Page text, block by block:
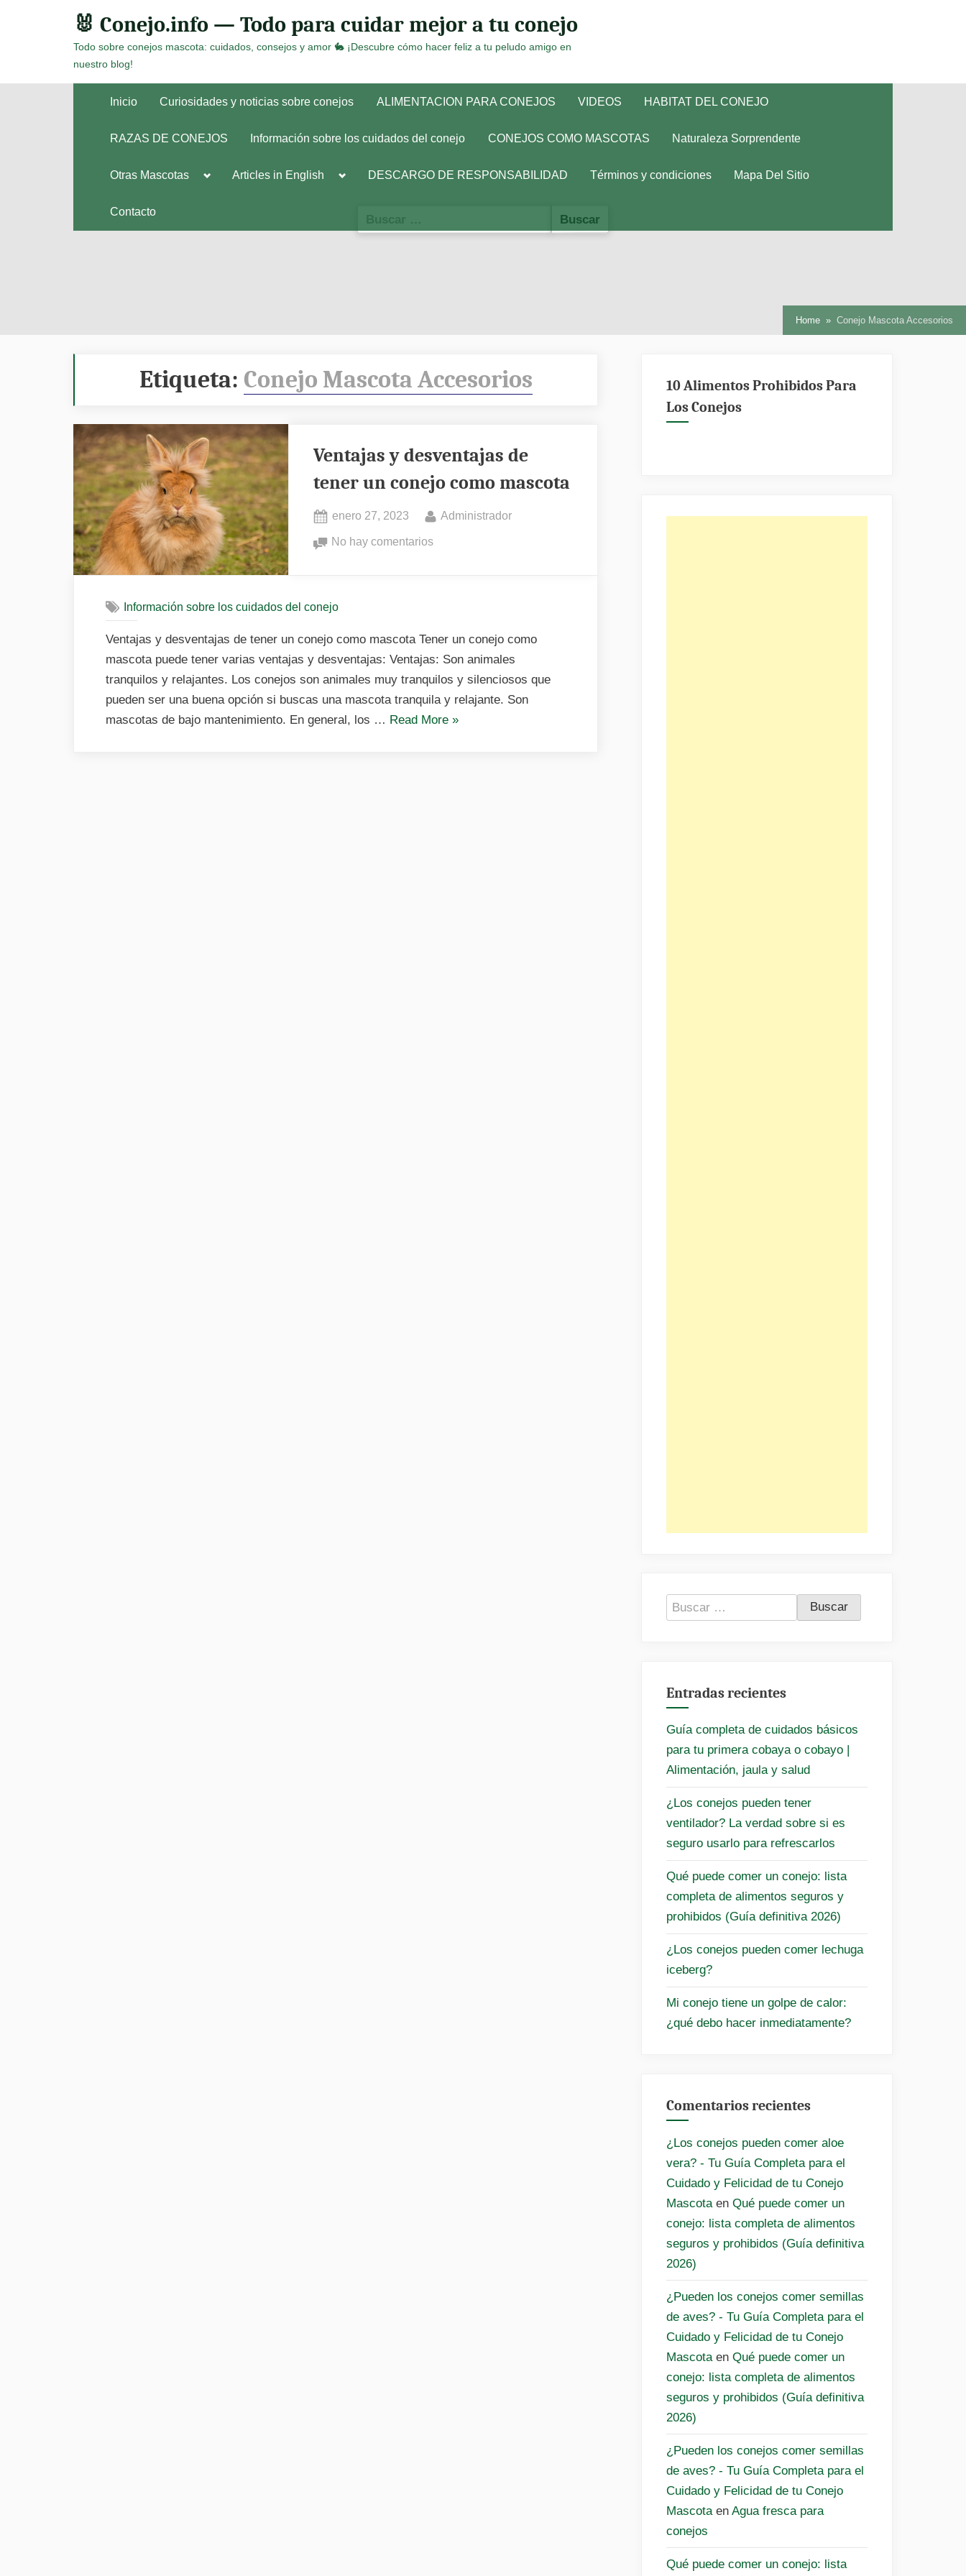
🐰 Conejo.info — Todo para cuidar mejor a tu conejo
Todo sobre conejos mascota: cuidados, consejos y amor 🐇 ¡Descubre cómo hacer feliz a tu peludo amigo en
nuestro blog!
Inicio Curiosidades y noticias sobre conejos ALIMENTACION PARA CONEJOS VIDEOS HABITAT DEL CONEJO
RAZAS DE CONEJOS Información sobre los cuidados del conejo CONEJOS COMO MASCOTAS Naturaleza Sorprendente
Otras Mascotas
Toggle
Toggle
Articles in English
ToggleDESCARGO DE RESPONSABILIDAD Términos y condiciones Mapa Del Sitio
Contacto
Home Conejo Mascota Accesorios
Etiqueta: Conejo Mascota Accesorios
Ventajas y desventajas de
tener un conejo como mascota
Posted
on
enero 27, 2023 By
Administrador
No hay comentariosen
tener
un
conejo
como
mascota
Información sobre los cuidados del conejo
Ventajas y desventajas de tener un conejo como mascota Tener un conejo como
mascota puede tener varias ventajas y desventajas: Ventajas: Son animales
tranquilos y relajantes. Los conejos son animales muy tranquilos y silenciosos que
pueden ser una buena opción si buscas una mascota tranquila y relajante. Son
mascotas de bajo mantenimiento. En general, los … Read More«Ventajas
»
10 Alimentos Prohibidos Para
Los Conejos
Buscar:
Entradas recientes
Guía completa de cuidados básicos
para tu primera cobaya o cobayo |
Alimentación, jaula y salud
¿Los conejos pueden tener
ventilador? La verdad sobre si es
seguro usarlo para refrescarlos
Qué puede comer un conejo: lista
completa de alimentos seguros y
prohibidos (Guía definitiva 2026)
¿Los conejos pueden comer lechuga
iceberg?
Mi conejo tiene un golpe de calor:
¿qué debo hacer inmediatamente?
Comentarios recientes
¿Los conejos pueden comer aloe
vera? - Tu Guía Completa para el
Cuidado y Felicidad de tu Conejo
Mascota en Qué puede comer un
conejo: lista completa de alimentos
seguros y prohibidos (Guía definitiva
2026)
¿Pueden los conejos comer semillas
de aves? - Tu Guía Completa para el
Cuidado y Felicidad de tu Conejo
Mascota en Qué puede comer un
conejo: lista completa de alimentos
seguros y prohibidos (Guía definitiva
2026)
¿Pueden los conejos comer semillas
de aves? - Tu Guía Completa para el
Cuidado y Felicidad de tu Conejo
Mascota en Agua fresca para
conejos
Qué puede comer un conejo: lista